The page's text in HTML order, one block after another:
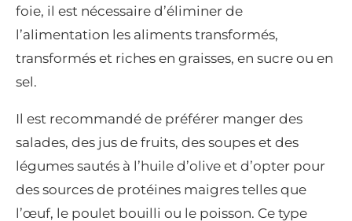
foie, il est nécessaire d’éliminer de
l’alimentation les aliments transformés,
transformés et riches en graisses, en sucre ou en
sel.
Il est recommandé de préférer manger des
salades, des jus de fruits, des soupes et des
légumes sautés à l’huile d’olive et d’opter pour
des sources de protéines maigres telles que
l’œuf, le poulet bouilli ou le poisson. Ce type